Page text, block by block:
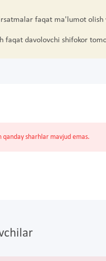
faqat ma'lumot
faqat davolovchi shifokor
qanday sharhlar mavjud emas.